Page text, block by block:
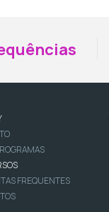
FREQUENTES